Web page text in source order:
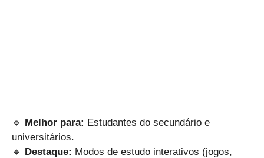
🔹 Melhor para: Estudantes do secundário e
universitários.
🔹 Destaque: Modos de estudo interativos (jogos,